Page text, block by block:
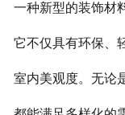
一种新型的装饰材
它不仅具有环保、
室内美观度。无论